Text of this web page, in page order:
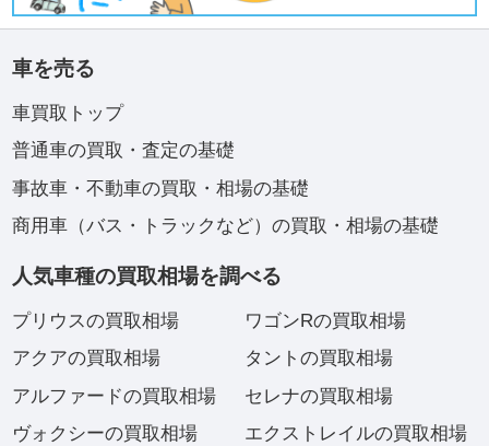
車を売る
車買取トップ
普通車の買取・査定の基礎
事故車・不動車の買取・相場の基礎
商用車（バス・トラックなど）の買取・相場の基礎
人気車種の買取相場を調べる
プリウスの買取相場
アクアの買取相場
アルファードの買取相場
ヴォクシーの買取相場
ワゴンRの買取相場
タントの買取相場
セレナの買取相場
エクストレイルの買取相場